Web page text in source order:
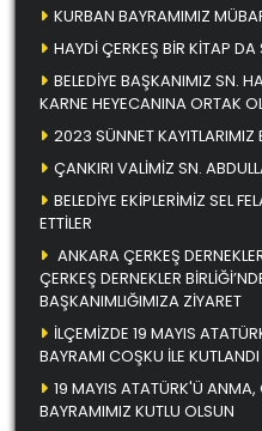
KURBAN BAYRAMIMIZ
HAYDİ ÇERKEŞ BİR KİTAP DA
BELEDİYE BAŞKANIMIZ SN.
KARNE HEYECANINA ORTAK
2023 SÜNNET KAYITLARIMIZ
ÇANKIRI VALİMİZ SN.
BELEDİYE EKİPLERİMİZ SEL
ETTİLER
ANKARA ÇERKEŞ
ÇERKEŞ DERNEKLER
BAŞKANIMLIĞIMIZA ZİYARET
İLÇEMİZDE 19 MAYIS
BAYRAMI COŞKU İLE KUTLANDI
19 MAYIS ATATÜRK'Ü ANMA,
BAYRAMIMIZ KUTLU OLSUN